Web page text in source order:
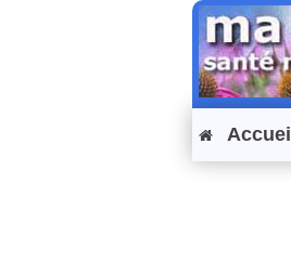
Accueil